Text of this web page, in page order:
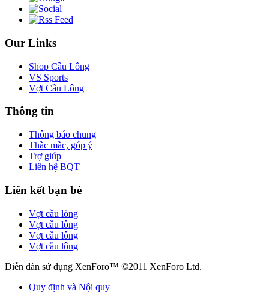
Our Links
Shop Cầu Lông
VS Sports
Vợt Cầu Lông
Thông tin
Thông báo chung
Thắc mắc, góp ý
Trợ giúp
Liên hệ BQT
Liên kết bạn bè
Vợt cầu lông
Vợt cầu lông
Vợt cầu lông
Vợt cầu lông
Diễn đàn sử dụng XenForo™ ©2011 XenForo Ltd.
Quy định và Nội quy